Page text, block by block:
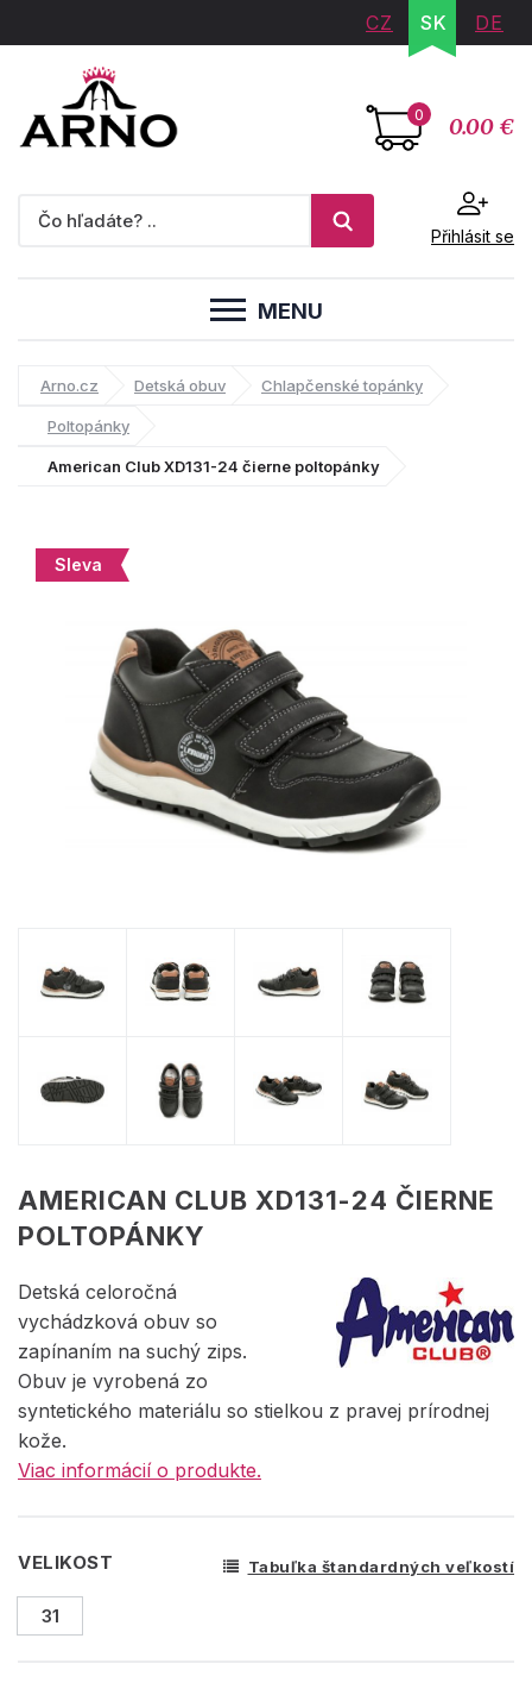
CZ SK DE
0 0.00 €
Přihlásit se
MENU
Arno.cz Detská obuv Chlapčenské topánky
Poltopánky
American Club XD131-24 čierne poltopánky
Sleva
AMERICAN CLUB XD131-24 ČIERNE
POLTOPÁNKY
Detská celoročná
vychádzková obuv so
zapínaním na suchý zips.
Obuv je vyrobená zo
syntetického materiálu so stielkou z pravej prírodnej
kože.
Viac informácií o produkte.
VELIKOST Tabuľka štandardných veľkostí
31